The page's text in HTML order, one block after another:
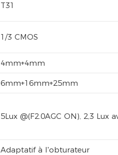
T31
1/3 CMOS
4mm+4mm
6mm+16mm+25mm
5Lux @(F2.0AGC ON), 2,3 Lux
Adaptatif à l'obturateur